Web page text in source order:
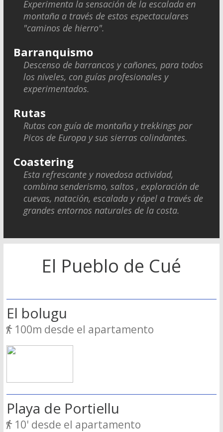
Experimenta la sensación de la escalada en
montaña a través de estos espectaculares
"caminos de hierro".
Barranquismo
Descenso de barrancos y cañones, para todos
los niveles, con guías profesionales y
experimentados.
Rutas
Rutas con guía de montaña y trekkings por
Picos de Europa y sus sierras colindantes.
Coastering
Esta refrescante y novedosa actividad,
combina senderismo, saltos , exploración de
cuevas, natación, escalada y rápel a través de
grandes entornos naturales de la costa.
El Pueblo de Cué
El bolugu
100m desde el apartamento
Playa de Portiellu
10' desde el apartamento